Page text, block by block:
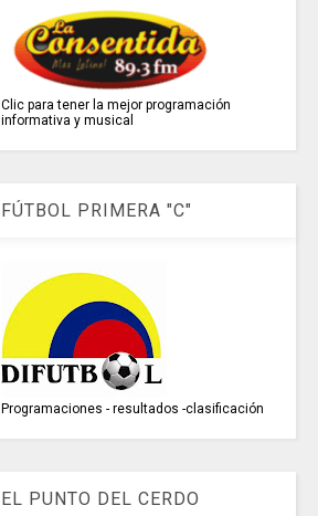
Clic para tener la mejor programación
informativa y musical
FÚTBOL PRIMERA "C"
Programaciones - resultados -clasificación
EL PUNTO DEL CERDO